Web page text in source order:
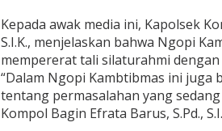
Kepada awak media ini, Kapolsek
S.I.K., menjelaskan bahwa Ngopi
mempererat tali silaturahmi
“Dalam Ngopi Kambtibmas ini juga
tentang permasalahan yang
Kompol Bagin Efrata Barus, S.Pd.,